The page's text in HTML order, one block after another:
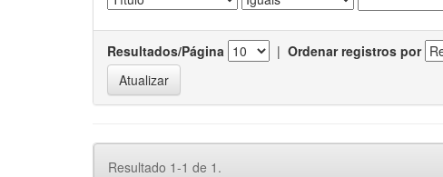
Resultados/Página | Ordenar registros por
Resultado 1-1 de 1.